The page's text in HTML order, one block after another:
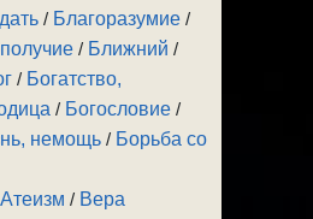
/ Благоразумие /
/ Ближний /
/ Богатство,
/ Богословие /
немощь / Борьба со
/ Вера